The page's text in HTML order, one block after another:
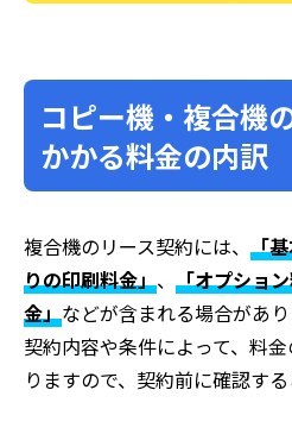
コピー機・複合機
かかる料金の内訳
複合機のリース契約には、 「
りの印刷料金」、 「オプショ
金」などが含まれる場合があり
契約内容や条件によって、料
りますので、契約前に確認する